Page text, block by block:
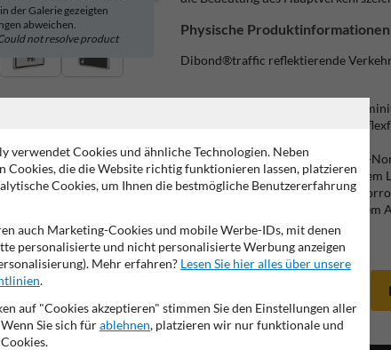
der Galerie gezeigten
abweichen.
not resolve product
Physische
Dibond®traffic reflektierende
Rückseite (Verkehrs)grau /
Wahl zwischen den (höchst)
Produktionsprozess gemäß CE-
Ausgestattet mit UV-beständigem
Material aus Dibond®traffic,
Erhältlich in flach oder mit einem
verwendet Cookies und ähnliche Technologien. Neben
Cookies, die die Website richtig funktionieren lassen, platzieren
Cookies, um Ihnen die bestmögliche Benutzererfahrung
auch Marketing-Cookies und mobile Werbe-IDs, mit denen
personalisierte und nicht personalisierte Werbung anzeigen
Mehr erfahren? Lesen Sie hier alles über unsere
.
auf "Cookies akzeptieren" stimmen Sie den Einstellungen aller
Sie sich fürablehnen, platzieren wir nur funktionale und